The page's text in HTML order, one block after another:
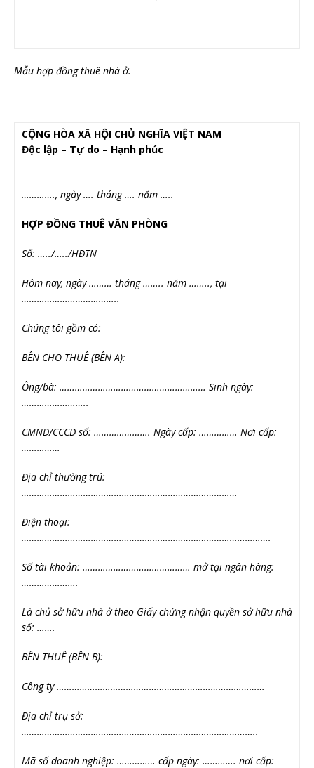
Mẫu hợp đồng thuê nhà ở.
CỘNG HÒA XÃ HỘI CHỦ NGHĨA VIỆT NAM
Độc lập – Tự do – Hạnh phúc
…………., ngày …. tháng …. năm …..
HỢP ĐỒNG THUÊ VĂN PHÒNG
Số: …../…../HĐTN
Hôm nay, ngày ……… tháng …….. năm …….., tại
………………………………..
Chúng tôi gồm có:
BÊN CHO THUÊ (BÊN A):
Ông/bà: ………………………………………………… Sinh ngày:
……………………..
CMND/CCCD số: …………………. Ngày cấp: …………… Nơi cấp:
……………
Địa chỉ thường trú:
…………………………………………………………………………
Điện thoại:
…………………………………………………………………………………….
Số tài khoản: …………………………………… mở tại ngân hàng:
………………….
Là chủ sở hữu nhà ở theo Giấy chứng nhận quyền sở hữu nhà
số: …….
BÊN THUÊ (BÊN B):
Công ty ………………………………………………………………………
Địa chỉ trụ sở:
………………………………………………………………………………..
Mã số doanh nghiệp: …………… cấp ngày: …………. nơi cấp: